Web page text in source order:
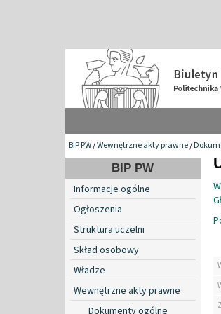
BIP PW/Wewnętrzne akty prawne/
BIP PW
Informacje ogólne
Ogłoszenia
Struktura uczelni
Skład osobowy
Władze
Wewnętrzne akty prawne
Dokumenty ogólne